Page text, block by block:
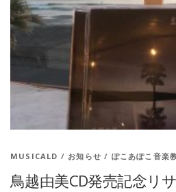
MUSICALD / お知らせ / ぽこあぽこ音楽
鳥越由美CD発売記念リ